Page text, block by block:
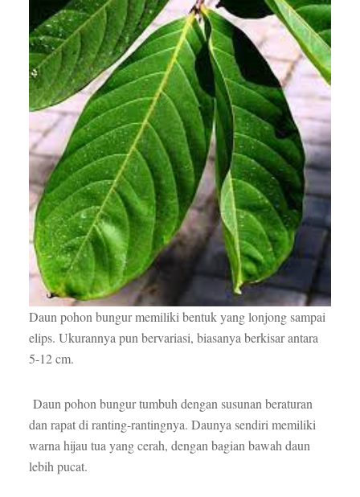
Daun pohon bungur memiliki bentuk yang lonjong sampai
elips. Ukurannya pun bervariasi, biasanya berkisar antara
5-12 cm.
Daun pohon bungur tumbuh dengan susunan beraturan
dan rapat di ranting-rantingnya. Daunya sendiri memiliki
warna hijau tua yang cerah, dengan bagian bawah daun
lebih pucat.